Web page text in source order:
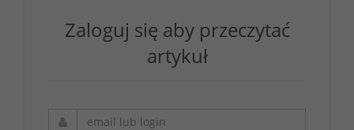
Zaloguj się aby przeczytać
artykuł